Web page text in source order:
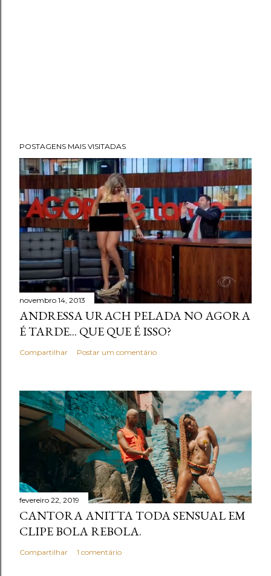
o
m
e
n
t
á
r
i
o
POSTAGENS MAIS VISITADAS
novembro 14, 2013
ANDRESSA URACH PELADA NO AGORA
É TARDE... QUE QUE É ISSO?
Compartilhar Postar um comentário
fevereiro 22, 2019
CANTORA ANITTA TODA SENSUAL EM
CLIPE BOLA REBOLA.
Compartilhar 1 comentário